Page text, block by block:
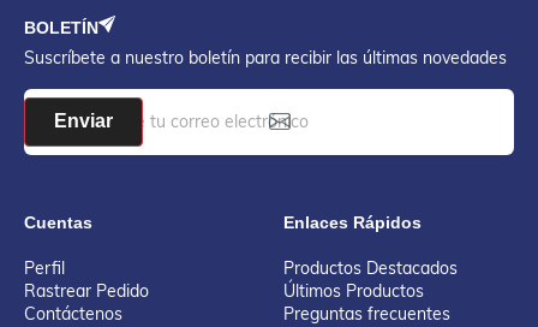
BOLETÍN
Suscríbete a nuestro boletín para recibir las últimas novedades
Enviar
Cuentas
Perfil
Rastrear Pedido
Contáctenos
Enlaces Rápidos
Productos Destacados
Últimos Productos
Preguntas frecuentes